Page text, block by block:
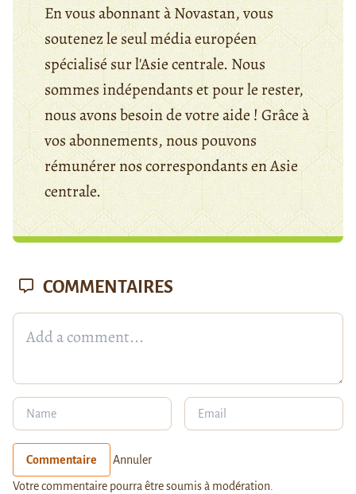
En vous abonnant à Novastan, vous
soutenez le seul média européen
spécialisé sur l'Asie centrale. Nous
sommes indépendants et pour le rester,
nous avons besoin de votre aide ! Grâce à
vos abonnements, nous pouvons
rémunérer nos correspondants en Asie
centrale.
COMMENTAIRES
Commentaire Annuler
Votre commentaire pourra être soumis à modération.